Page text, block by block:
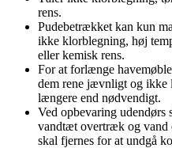
rens.
Pudebetrækket kan kun
ikke klorblegning, høj
eller kemisk rens.
For at forlænge
dem rene jævnligt og ikke
længere end nødvendigt.
Ved opbevaring
vandtæt overtræk og vand
skal fjernes for at undgå